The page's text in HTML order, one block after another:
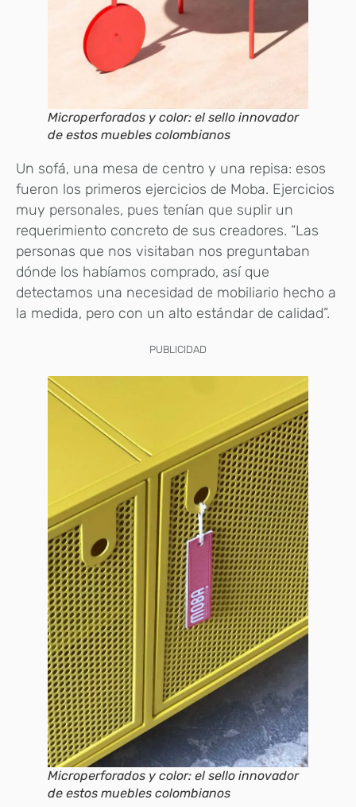
Microperforados y color: el sello innovador
de estos muebles colombianos
Un sofá, una mesa de centro y una repisa: esos
fueron los primeros ejercicios de Moba. Ejercicios
muy personales, pues tenían que suplir un
requerimiento concreto de sus creadores. “Las
personas que nos visitaban nos preguntaban
dónde los habíamos comprado, así que
detectamos una necesidad de mobiliario hecho a
la medida, pero con un alto estándar de calidad”.
PUBLICIDAD
Microperforados y color: el sello innovador
de estos muebles colombianos